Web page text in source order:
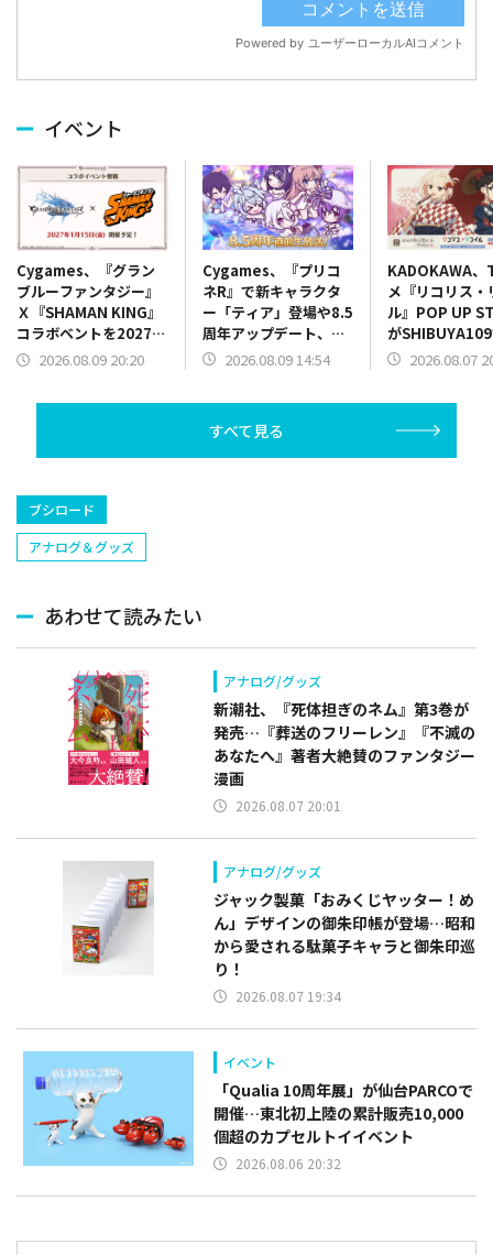
イベント
Cygames、『グラン
ブルーファンタジー』
Ｘ『SHAMAN KING』
コラボベントを2027年
1月15日に開催決定
2026.08.09 20:20
Cygames、『プリコ
ネR』で新キャラクタ
ー「ティア」登場や8.5
周年アップデート、コ
ラボ情報を8.5 周年直
2026.08.09 14:54
KADOKAWA、
メ『リコリス・
ル』POP UP
が
決定2026.08.07
すべて見る
ブシロード
アナログ＆グッズ
あわせて読みたい
アナログ/グッズ
新潮社、『死体担ぎのネム』第3巻が
発売…『葬送のフリーレン』『不滅の
あなたへ』著者大絶賛のファンタジー
漫画
2026.08.07 20:01
アナログ/グッズ
ジャック製菓「おみくじヤッター！め
ん」デザインの御朱印帳が登場…昭和
から愛される駄菓子キャラと御朱印巡
り！
2026.08.07 19:34
イベント
「Qualia 10周年展」が仙台PARCOで
開催…東北初上陸の累計販売10,000
個超のカプセルトイイベント
2026.08.06 20:32